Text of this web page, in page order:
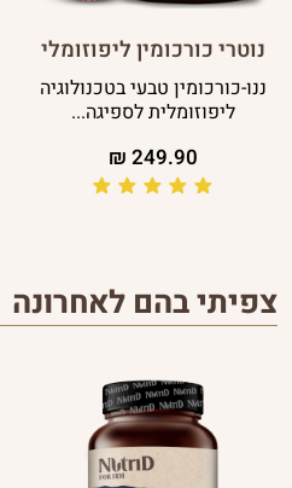
נוטרי כורכומין ליפוזומלי
ננו-כורכומין טבעי בטכנולוגיה
ליפוזומלית לספיגה...
249.90
₪
צפיתי בהם לאחרונה